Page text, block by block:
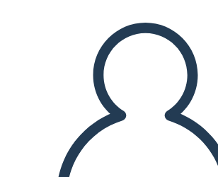
LAVE ET STORYBOARD
AFSPIL DIASSHOW
LÆS FOR MIG